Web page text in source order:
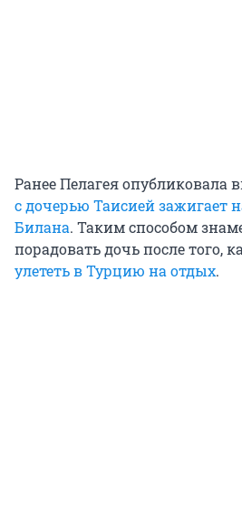
Ранее Пелагея опубликовала
с дочерью Таисией зажигает
Билана. Таким способом
порадовать дочь после того,
улететь в Турцию на отдых.